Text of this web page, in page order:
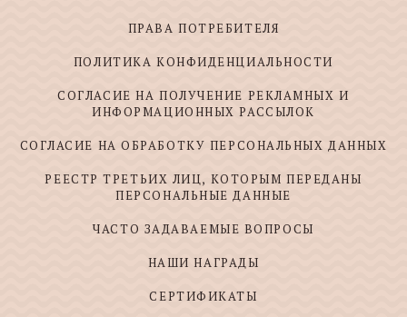
ПРАВА ПОТРЕБИТЕЛЯ
ПОЛИТИКА КОНФИДЕНЦИАЛЬНОСТИ
СОГЛАСИЕ НА ПОЛУЧЕНИЕ РЕКЛАМНЫХ И
ИНФОРМАЦИОННЫХ РАССЫЛОК
СОГЛАСИЕ НА ОБРАБОТКУ ПЕРСОНАЛЬНЫХ ДАННЫХ
РЕЕСТР ТРЕТЬИХ ЛИЦ, КОТОРЫМ ПЕРЕДАНЫ
ПЕРСОНАЛЬНЫЕ ДАННЫЕ
ЧАСТО ЗАДАВАЕМЫЕ ВОПРОСЫ
НАШИ НАГРАДЫ
СЕРТИФИКАТЫ